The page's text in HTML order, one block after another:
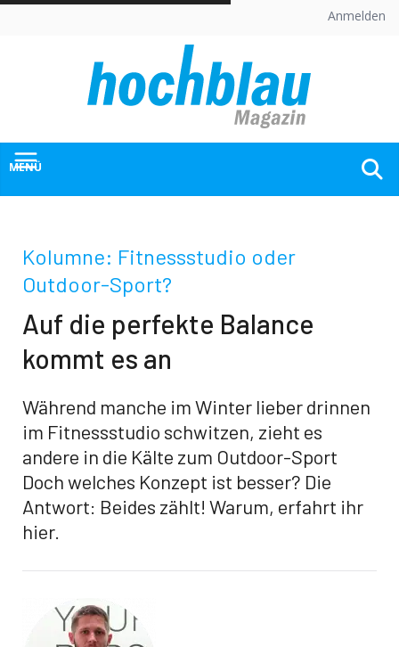
Skip
Anmelden
MENÜ
Kolumne: Fitnessstudio oder
Outdoor-Sport?
Auf die perfekte Balance
kommt es an
Während manche im Winter lieber drinnen
im Fitnessstudio schwitzen, zieht es
andere in die Kälte zum Outdoor-Sport
Doch welches Konzept ist besser? Die
Antwort: Beides zählt! Warum, erfahrt ihr
hier.